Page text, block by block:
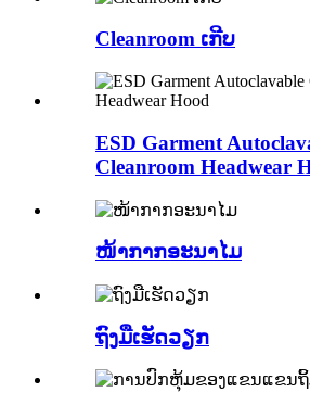
Cleanroom ເກີບ
ESD Garment
Cleanroom Headwear
ໜ້າກາກອະນາໄມ
ຖົງມືເຮັດວຽກ